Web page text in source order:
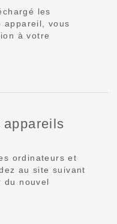
les
appareil, vous
à votre
ordinateurs et
au site suivant
du nouvel